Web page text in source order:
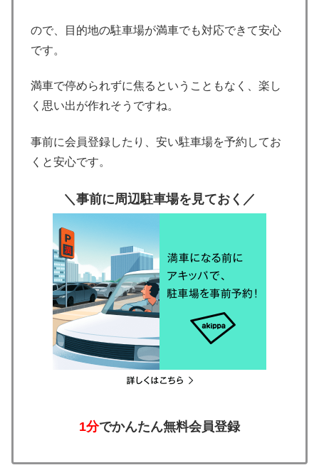
ので、目的地の駐車場が満車でも対応できて安心
です。
満車で停められずに焦るということもなく、 楽し
く思い出が作れそうですね。
事前に会員登録したり、安い駐車場を予約してお
くと安心です。
＼事前に周辺駐車場を見ておく／
1分でかんたん無料会員登録